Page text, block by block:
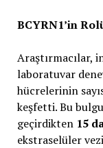
BCYRN1’in
Araştırmacılar,
laboratuvar
hücrelerinin
keşfetti. Bu
geçirdikten 15
ekstraselüler